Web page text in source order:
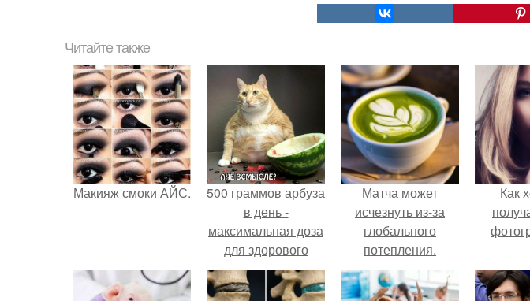
Читайте также
Макияж смоки АЙС.
500 граммов арбуза
в день -
максимальная доза
для здорового
взрослого,
предупредили
Матча может
исчезнуть из-за
глобального
потепления.
Как